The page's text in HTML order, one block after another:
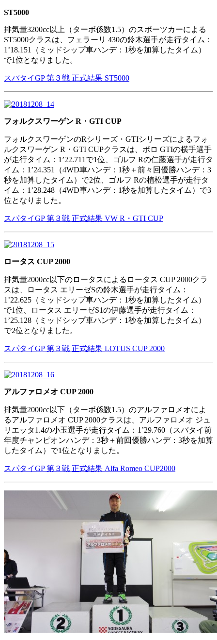
ST5000
排気量3200cc以上（ターボ係数1.5）のスポーツカーによる
ST5000クラスは、フェラーリ 430の鈴木選手が走行タイム：
1’18.151（ミッドシップ車ハンデ：1秒を加算したタイム）
で1位となりました。
スパタイGP 第３戦 正式結果 ST5000
フォルクスワーゲン R・GTI CUP
フォルクスワーゲンのRシリーズ・GTIシリーズによるフォ
ルクスワーゲン R・GTI CUPクラスは、ポロ GTIの横手選手
が走行タイム：1’22.711で1位、ゴルフ Rの仁藤選手が走行タ
イム：1’24.351（4WD車ハンデ：1秒＋前々回優勝ハンデ：3
秒を加算したタイム）で2位、ゴルフ Rの植松選手が走行タ
イム：1’28.248（4WD車ハンデ：1秒を加算したタイム）で3
位となりました。
スパタイGP 第３戦 正式結果 VW R・GTI CUP
ロータス CUP 2000
排気量2000cc以下のロータスによるロータス CUP 2000クラ
スは、ロータス エリーゼSの鈴木選手が走行タイム：
1’22.625（ミッドシップ車ハンデ：1秒を加算したタイム）
で1位、ロータス エリーゼS1の伊藤選手が走行タイム：
1’25.128（ミッドシップ車ハンデ：1秒を加算したタイム）
で2位となりました。
スパタイGP 第３戦 正式結果 LOTUS CUP 2000
アルファロメオ CUP 2000
排気量2000cc以下（ターボ係数1.5）のアルファロメオによ
るアルファロメオ CUP 2000クラスは、アルファロメオ ジュ
リエッタ1.4の小玉選手が走行タイム：1’29.760（スパタイ前
年度チャンピオンハンデ：3秒＋前回優勝ハンデ：3秒を加算
したタイム）で1位となりました。
スパタイGP 第３戦 正式結果 Alfa Romeo CUP2000